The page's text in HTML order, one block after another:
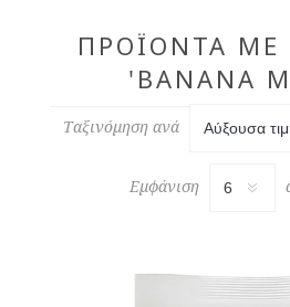
ΠΡΟΪΌΝΤΑ ΜΕ
'BANANA
Ταξινόμηση ανά
Εμφάνιση